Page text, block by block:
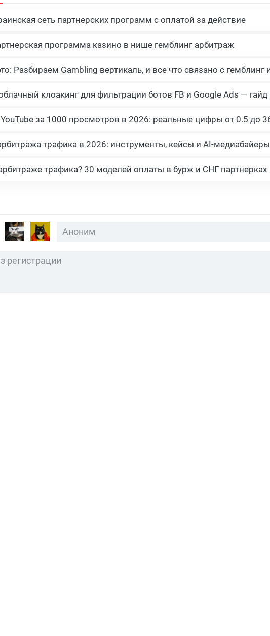
сеть партнерских программ с оплатой за действие
программа казино в нише гемблинг арбитраж
трафика в 2026: инструменты, кейсы и AI-медиабайеры
трафика? 30 моделей оплаты в бурж и СНГ партнерках